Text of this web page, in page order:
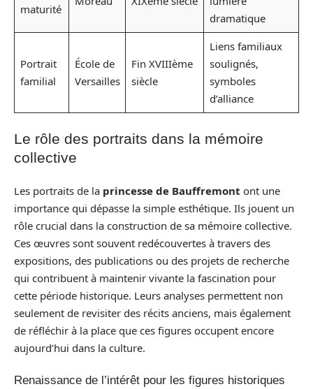
maturité
dramatique
Portrait
familial
École de
Versailles
Fin XVIIIème
siècle
Liens familiaux
soulignés,
symboles
d’alliance
Le rôle des portraits dans la mémoire
collective
Les portraits de la princesse de Bauffremont ont une
importance qui dépasse la simple esthétique. Ils jouent un
rôle crucial dans la construction de sa mémoire collective.
Ces œuvres sont souvent redécouvertes à travers des
expositions, des publications ou des projets de recherche
qui contribuent à maintenir vivante la fascination pour
cette période historique. Leurs analyses permettent non
seulement de revisiter des récits anciens, mais également
de réfléchir à la place que ces figures occupent encore
aujourd’hui dans la culture.
Renaissance de l’intérêt pour les figures historiques